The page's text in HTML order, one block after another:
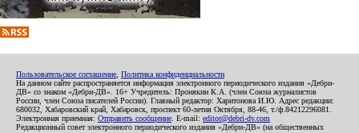
Пользовательское соглашение Политика конфиденциальности
На данном сайте распространяется информация электронного периодического издания «Дебри-
ДВ» со знаком «Дебри-ДВ». 16+ Учредитель: Пронякин К.А. (член Союза журналистов
России, член Союза писателей России). Главный редактор: Харитонова И.Ю. Адрес редакции:
680032, Хабаровский край, Хабаровск, проспект 60-летия Октября, 88-46, т./ф.84212296081.
Электронная приемная: Отправить сообщение . E-mail: editor@debri-dv.com
Редакционный совет электронного периодического издания «Дебри-ДВ» (на общественных